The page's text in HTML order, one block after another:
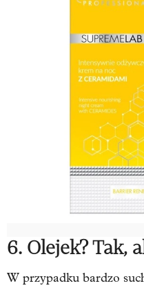
6. Olejek? Tak,
W przypadku bardzo